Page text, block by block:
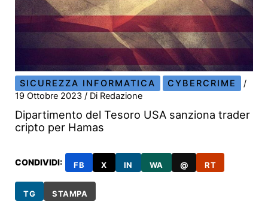
SICUREZZA INFORMATICA CYBERCRIME
/
19 Ottobre 2023/ Di Redazione
Dipartimento del Tesoro USA sanziona trader
cripto per Hamas
CONDIVIDI: FB X IN WA @ RT
TG STAMPA